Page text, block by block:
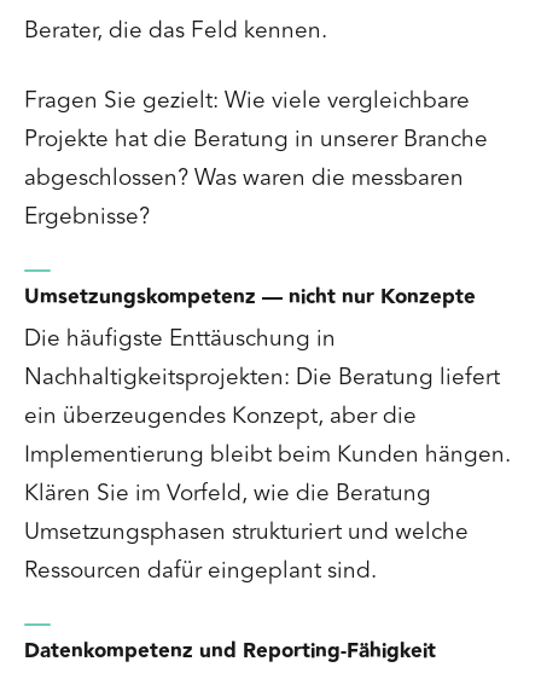
Berater, die das Feld kennen.
Fragen Sie gezielt: Wie viele vergleichbare
Projekte hat die Beratung in unserer Branche
abgeschlossen? Was waren die messbaren
Ergebnisse?
Umsetzungskompetenz — nicht nur Konzepte
Die häufigste Enttäuschung in
Nachhaltigkeitsprojekten: Die Beratung liefert
ein überzeugendes Konzept, aber die
Implementierung bleibt beim Kunden hängen.
Klären Sie im Vorfeld, wie die Beratung
Umsetzungsphasen strukturiert und welche
Ressourcen dafür eingeplant sind.
Datenkompetenz und Reporting-Fähigkeit